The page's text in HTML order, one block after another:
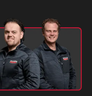
voor